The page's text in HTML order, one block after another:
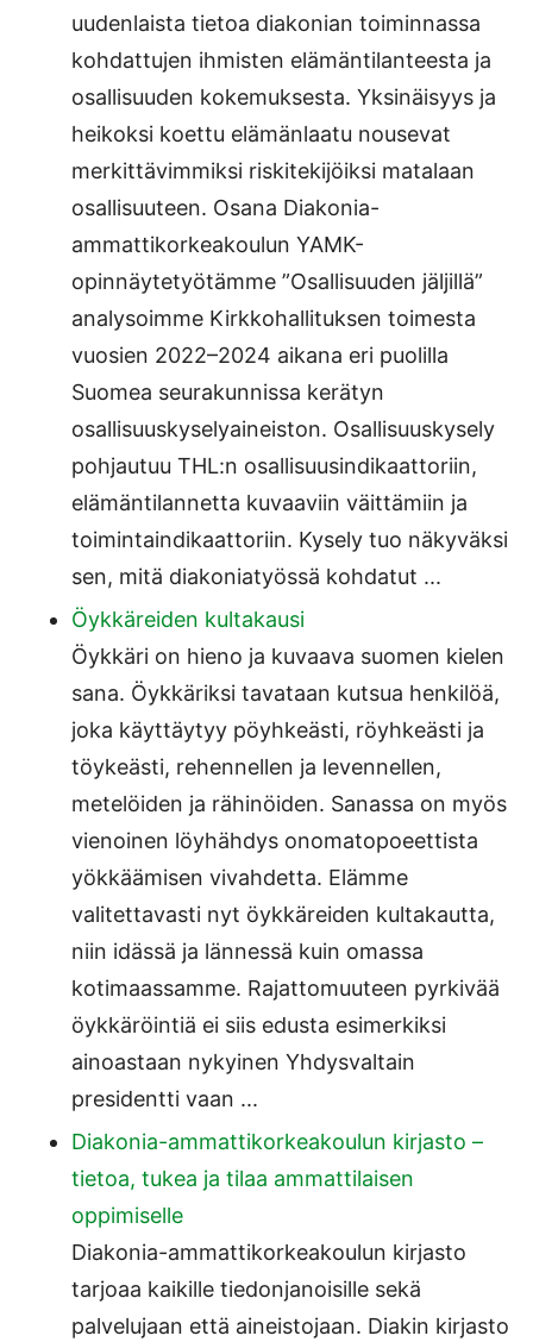
uudenlaista tietoa diakonian toiminnassa
kohdattujen ihmisten elämäntilanteesta ja
osallisuuden kokemuksesta. Yksinäisyys ja
heikoksi koettu elämänlaatu nousevat
merkittävimmiksi riskitekijöiksi matalaan
osallisuuteen. Osana Diakonia-
ammattikorkeakoulun YAMK-
opinnäytetyötämme ”Osallisuuden jäljillä”
analysoimme Kirkkohallituksen toimesta
vuosien 2022–2024 aikana eri puolilla
Suomea seurakunnissa kerätyn
osallisuuskyselyaineiston. Osallisuuskysely
pohjautuu THL:n osallisuusindikaattoriin,
elämäntilannetta kuvaaviin väittämiin ja
toimintaindikaattoriin. Kysely tuo näkyväksi
sen, mitä diakoniatyössä kohdatut ...
Öykkäreiden kultakausi
Öykkäri on hieno ja kuvaava suomen kielen
sana. Öykkäriksi tavataan kutsua henkilöä,
joka käyttäytyy pöyhkeästi, röyhkeästi ja
töykeästi, rehennellen ja levennellen,
metelöiden ja rähinöiden. Sanassa on myös
vienoinen löyhähdys onomatopoeettista
yökkäämisen vivahdetta. Elämme
valitettavasti nyt öykkäreiden kultakautta,
niin idässä ja lännessä kuin omassa
kotimaassamme. Rajattomuuteen pyrkivää
öykkäröintiä ei siis edusta esimerkiksi
ainoastaan nykyinen Yhdysvaltain
presidentti vaan ...
Diakonia-ammattikorkeakoulun kirjasto –
tietoa, tukea ja tilaa ammattilaisen
oppimiselle
Diakonia-ammattikorkeakoulun kirjasto
tarjoaa kaikille tiedonjanoisille sekä
palvelujaan että aineistojaan. Diakin kirjasto